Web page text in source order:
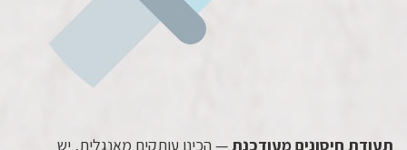
תעודת חיסונים מעודכנת— הכינו עותקים מאנגלית, יש